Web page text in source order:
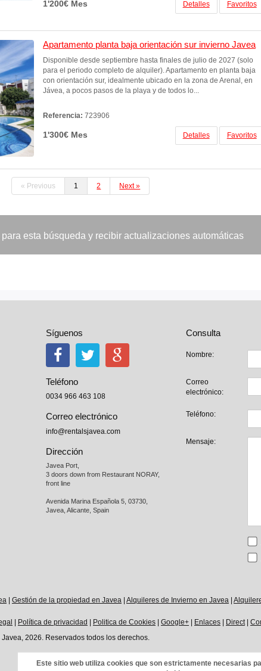
1'200€ Mes Detalles Favoritos
Apartamento planta baja orientación sur invierno Javea
Disponible desde septiembre hasta finales de julio de 2027 (solo
para el periodo completo de alquiler). Apartamento en planta baja
con orientación sur, idealmente ubicado en la zona de Arenal, en
Jávea, a pocos pasos de la playa y de todos lo...
Referencia: 723906
1'300€ Mes Detalles Favoritos
« Previous 1 2 Next »
esta búsqueda y recibir actualizaciones automáticas
Síguenos
Teléfono
0034 966 463 108
Correo electrónico
info@rentalsjavea.com
Dirección
Javea Port,
3 doors down from Restaurant NORAY,
front line
Avenida Marina Española 5, 03730,
Javea, Alicante, Spain
Consulta
Nombre:
Correo
electrónico:
Teléfono:
Mensaje:
Gestión de la propiedad en Javea Alquileres de Invierno en Javea
Política de privacidad Politica de Cookies Google+ Enlaces Direct|
2026. Reservados todos los derechos.
Este sitio web utiliza cookies que son estrictamente necesarias